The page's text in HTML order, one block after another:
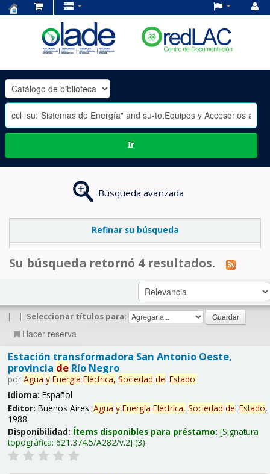
OLADE
-
Ir
Búsqueda avanzada
Refinar su búsqueda
Su búsqueda retornó 4 resultados.
| | Seleccionar títulos para:
Hacer reserva
Estación transformadora San Antonio Oeste,
provincia deRío Negro
por Agua y Energía Eléctrica, Sociedad del Estado.
Idioma: Español
Editor: Buenos Aires: Agua y Energía Eléctrica, Sociedad del Estado,
1988
Disponibilidad: Ítems disponibles para préstamo: Signatura
topográfica: 621.374.5/A282/v.2 (3).